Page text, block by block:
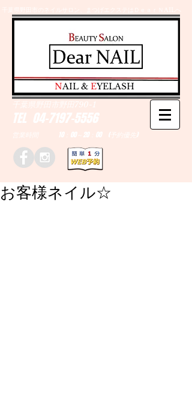
千葉県野田市のネイルサロン、まつげエクステはＤｅａｒＮAILへ
TEL 04-7197-5556
営業時間 10：00～20：00 (予約優先)
千葉県野田市野田790-1
​NAIL & EYELASH
お客様ネイル☆